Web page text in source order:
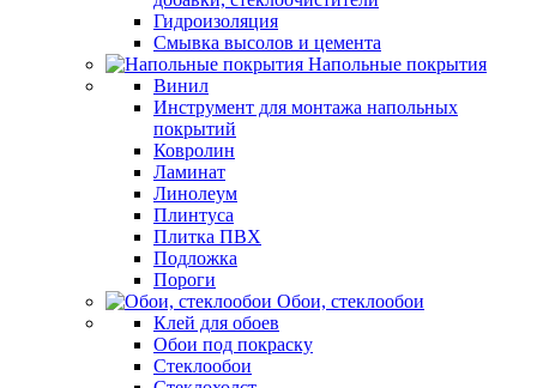
Гидроизоляция
Смывка высолов и цемента
Напольные покрытия
Винил
Инструмент для монтажа напольных
покрытий
Ковролин
Ламинат
Линолеум
Плинтуса
Плитка ПВХ
Подложка
Пороги
Обои, стеклообои
Клей для обоев
Обои под покраску
Стеклообои